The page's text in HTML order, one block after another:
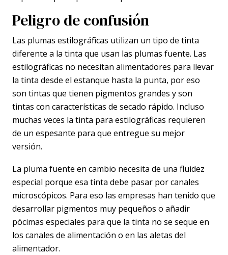
Peligro de confusión
Las plumas estilográficas utilizan un tipo de tinta
diferente a la tinta que usan las plumas fuente. Las
estilográficas no necesitan alimentadores para llevar
la tinta desde el estanque hasta la punta, por eso
son tintas que tienen pigmentos grandes y son
tintas con características de secado rápido. Incluso
muchas veces la tinta para estilográficas requieren
de un espesante para que entregue su mejor
versión.
La pluma fuente en cambio necesita de una fluidez
especial porque esa tinta debe pasar por canales
microscópicos. Para eso las empresas han tenido que
desarrollar pigmentos muy pequeños o añadir
pócimas especiales para que la tinta no se seque en
los canales de alimentación o en las aletas del
alimentador.